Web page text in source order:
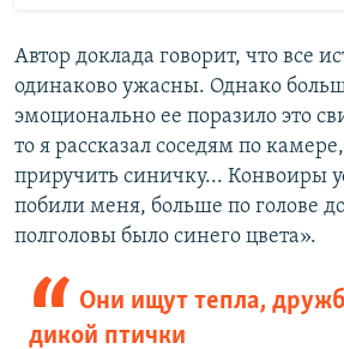
Автор доклада говорит, что все
одинаково ужасны. Однако
эмоционально ее поразило это
то я рассказал соседям по
приручить синичку... Конвоиры
побили меня, больше по голове
полголовы было синего цвета».
Они ищут тепла,
дикой птички